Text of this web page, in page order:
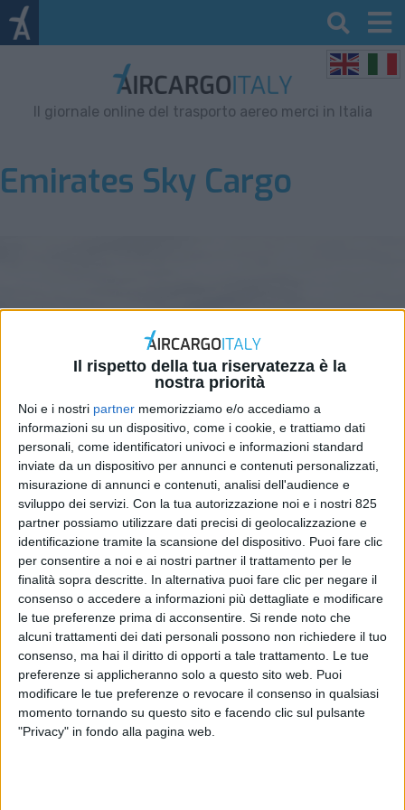
Il rispetto della tua riservatezza è la
nostra priorità
Noi e i nostri partner memorizziamo e/o accediamo a
informazioni su un dispositivo, come i cookie, e trattiamo dati
personali, come identificatori univoci e informazioni standard
inviate da un dispositivo per annunci e contenuti personalizzati,
misurazione di annunci e contenuti, analisi dell'audience e
sviluppo dei servizi. Con la tua autorizzazione noi e i nostri 825
partner possiamo utilizzare dati precisi di geolocalizzazione e
identificazione tramite la scansione del dispositivo. Puoi fare clic
per consentire a noi e ai nostri partner il trattamento per le
finalità sopra descritte. In alternativa puoi fare clic per negare il
consenso o accedere a informazioni più dettagliate e modificare
le tue preferenze prima di acconsentire. Si rende noto che
alcuni trattamenti dei dati personali possono non richiedere il tuo
consenso, ma hai il diritto di opporti a tale trattamento. Le tue
preferenze si applicheranno solo a questo sito web. Puoi
modificare le tue preferenze o revocare il consenso in qualsiasi
momento tornando su questo sito e facendo clic sul pulsante
"Privacy" in fondo alla pagina web.
Il giornale online del trasporto aereo merci in Italia
Emirates Sky Cargo
Emirates SkyCargo rafforza i
corridoi merci dall’Asia
orientale
ESTERO 26 AGOSTO 2025